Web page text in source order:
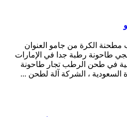
الكرة من جامو العنوان
طاحونة رطبة جدا في الإمارات
في طحن الرطب تجار طاحونة
السعودية ، الشركة آلة لطحن ...